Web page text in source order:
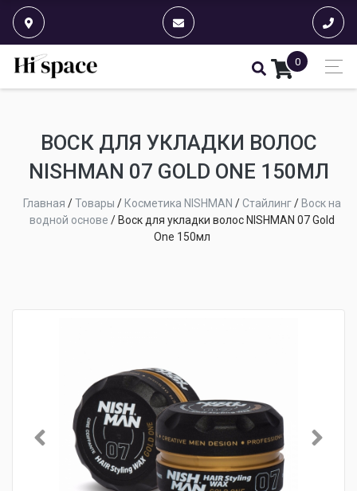
0
ВОСК ДЛЯ УКЛАДКИ ВОЛОС
NISHMAN 07 GOLD ONE 150МЛ
Главная /Товары / Косметика NISHMAN /Стайлинг/ Воск на
водной основе / Воск для укладки волос NISHMAN 07 Gold
One 150мл